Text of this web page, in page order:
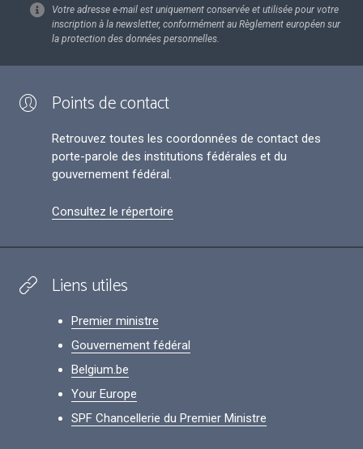
Votre adresse e-mail est uniquement conservée et utilisée pour votre
inscription à la newsletter, conformément au Règlement européen sur
la protection des données personnelles.
Points de contact
Retrouvez toutes les coordonnées de contact des
porte-parole des institutions fédérales et du
gouvernement fédéral.
Consultez le répertoire
Liens utiles
Premier ministre
Gouvernement fédéral
Belgium.be
Your Europe
SPF Chancellerie du Premier Ministre